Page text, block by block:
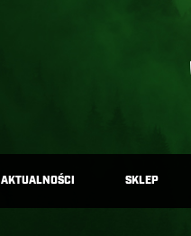
AKTUALNOŚCI SKLEP